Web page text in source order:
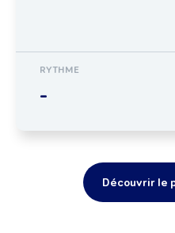
RYTHME
-
Découvrir le